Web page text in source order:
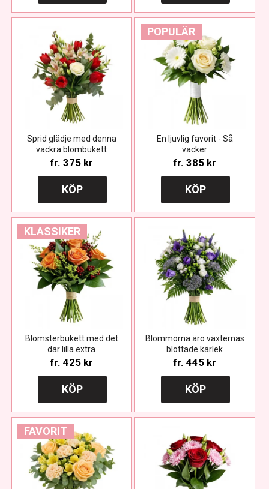
Sprid glädje med denna
vackra blombukett
fr. 375 kr
KÖP
POPULÄR
En ljuvlig favorit - Så
vacker
fr. 385 kr
KÖP
KLASSIKER
Blomsterbukett med det
där lilla extra
fr. 425 kr
KÖP
Blommorna äro växternas
blottade kärlek
fr. 445 kr
KÖP
FAVORIT